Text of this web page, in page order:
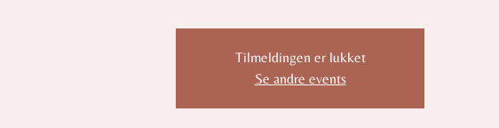
Tilmeldingen er lukket
Se andre events